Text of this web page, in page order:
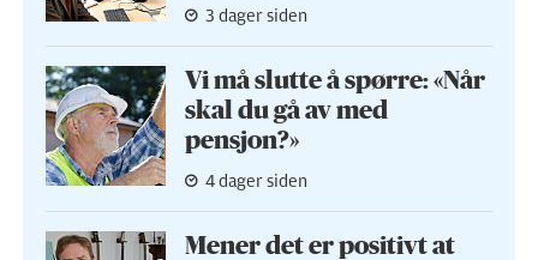
3 dager siden
Vi må slutte å spørre: «Når
skal du gå av med
pensjon?»
4 dager siden
Mener det er positivt at